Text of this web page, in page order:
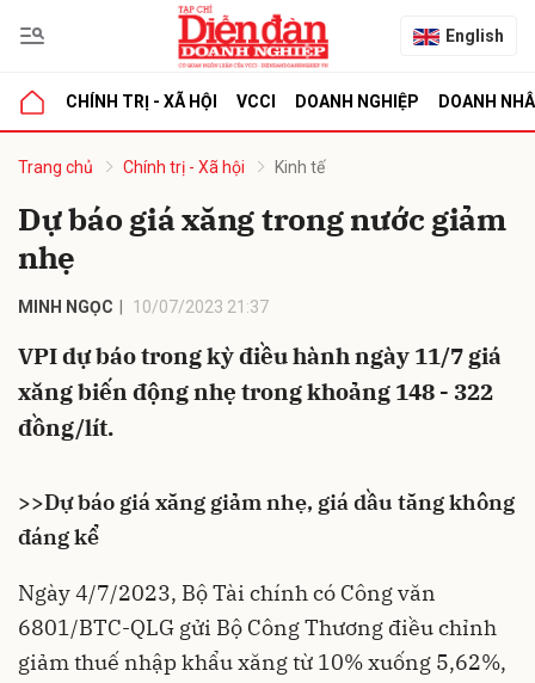
English
CHÍNH TRỊ - XÃ HỘI VCCI DOANH NGHIỆP DOANH
Trang chủ Chính trị - Xã hội Kinh tế
Dự báo giá xăng trong nước giảm
nhẹ
MINH NGỌC 10/07/2023 21:37
VPI dự báo trong kỳ điều hành ngày 11/7 giá
xăng biến động nhẹ trong khoảng 148 - 322
đồng/lít.
>>Dự báo giá xăng giảm nhẹ, giá dầu tăng không
đáng kể
Ngày 4/7/2023, Bộ Tài chính có Công văn
6801/BTC-QLG gửi Bộ Công Thương điều chỉnh
giảm thuế nhập khẩu xăng từ 10% xuống 5,62%,
luận
Hủy